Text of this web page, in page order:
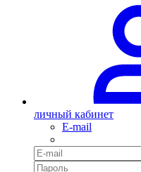
личный кабинет
E-mail